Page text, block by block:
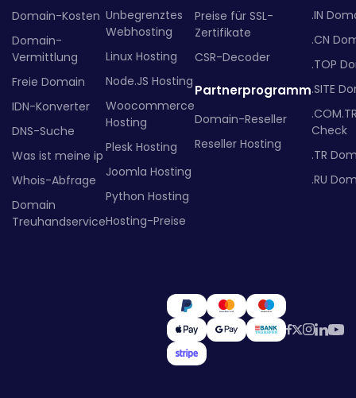
Domain-Kosten
Domain-
Vermittlung
Freie Domain
IDN-Konverter
DNS-Suche
Was ist meine ip
Whois-Abfrage
Domain
Treuhandservice
Unbegrenztes
Webhosting
Linux Hosting
Node.JS Hosting
Woocommerce
Hosting
Plesk Hosting
Joomla Hosting
Python Hosting
Hosting-Preise
Preise für SSL-
Zertifikate
CSR-Decoder
Partnerprogramm
Domain-Reseller
Reseller Hosting
.IN
.CN
.TOP
.SITE
Check
.TR
.RU